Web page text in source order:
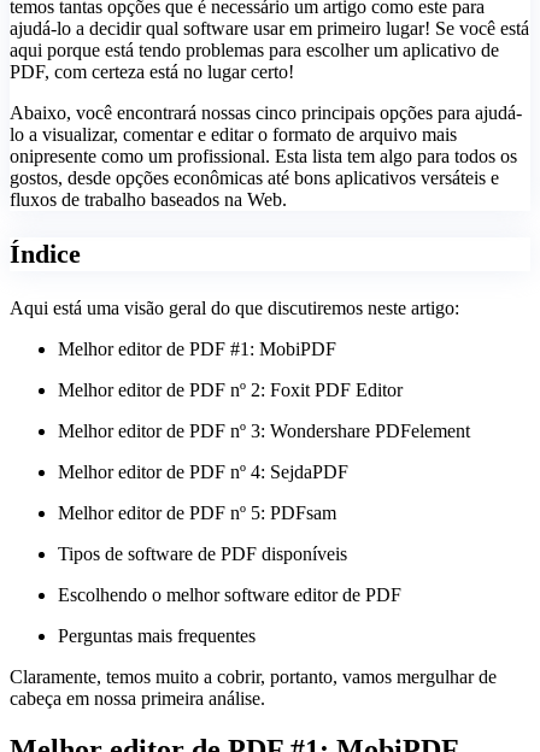
temos tantas opções que é necessário um artigo como este para
ajudá-lo a decidir qual software usar em primeiro lugar! Se você está
aqui porque está tendo problemas para escolher um aplicativo de
PDF, com certeza está no lugar certo!
Abaixo, você encontrará nossas cinco principais opções para ajudá-
lo a visualizar, comentar e editar o formato de arquivo mais
onipresente como um profissional. Esta lista tem algo para todos os
gostos, desde opções econômicas até bons aplicativos versáteis e
fluxos de trabalho baseados na Web.
Índice
Aqui está uma visão geral do que discutiremos neste artigo:
Melhor editor de PDF #1: MobiPDF
Melhor editor de PDF nº 2: Foxit PDF Editor
Melhor editor de PDF nº 3: Wondershare PDFelement
Melhor editor de PDF nº 4: SejdaPDF
Melhor editor de PDF nº 5: PDFsam
Tipos de software de PDF disponíveis
Escolhendo o melhor software editor de PDF
Perguntas mais frequentes
Claramente, temos muito a cobrir, portanto, vamos mergulhar de
cabeça em nossa primeira análise.